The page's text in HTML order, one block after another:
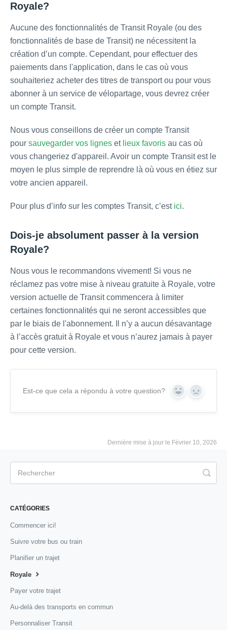
Royale?
Aucune des fonctionnalités de Transit Royale (ou des
fonctionnalités de base de Transit) ne nécessitent la
création d’un compte. Cependant, pour effectuer des
paiements dans l'application, dans le cas où vous
souhaiteriez acheter des titres de transport ou pour vous
abonner à un service de vélopartage, vous devrez créer
un compte Transit.
Nous vous conseillons de créer un compte Transit
pour sauvegarder vos lignes et lieux favoris au cas où
vous changeriez d'appareil. Avoir un compte Transit est le
moyen le plus simple de reprendre là où vous en étiez sur
votre ancien appareil.
Pour plus d’info sur les comptes Transit, c’est ici.
Dois-je absolument passer à la version
Royale?
Nous vous le recommandons vivement! Si vous ne
réclamez pas votre mise à niveau gratuite à Royale, votre
version actuelle de Transit commencera à limiter
certaines fonctionnalités qui ne seront accessibles que
par le biais de l'abonnement. Il n’y a aucun désavantage
à l’accès gratuit à Royale et vous n’aurez jamais à payer
pour cette version.
Est-ce que cela a répondu à votre question? Yes No
Dernière mise à jour le Février 10, 2026
CATÉGORIES
Commencer ici!
Suivre votre bus ou train
Planifier un trajet
Royale
Payer votre trajet
Au-delà des transports en commun
Personnaliser Transit